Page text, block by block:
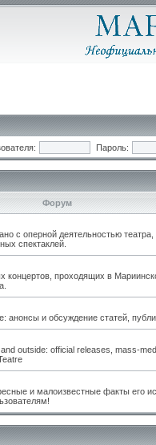
Пароль:
Форум
с оперной деятельностью
спектаклей.
проходящих в
анонсы и обсуждение статей,
outside: official releases, mass-
и малоизвестные факты его